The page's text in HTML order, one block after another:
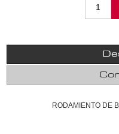
RODAMIENTO DE